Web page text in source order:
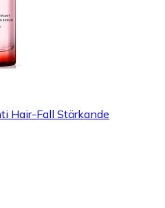
Hair-Fall Stärkande